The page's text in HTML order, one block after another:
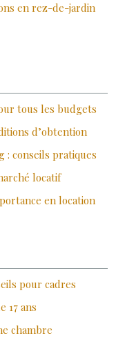
en rez-de-jardin
tous les budgets
d’obtention
: conseils pratiques
locatif
en location
pour cadres
17 ans
chambre